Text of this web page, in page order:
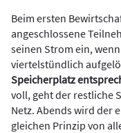
Beim ersten
angeschlossene
seinen Strom ein,
viertelstündlich
Speicherplatz
voll, geht der restliche
Netz. Abends wird der
gleichen Prinzip von